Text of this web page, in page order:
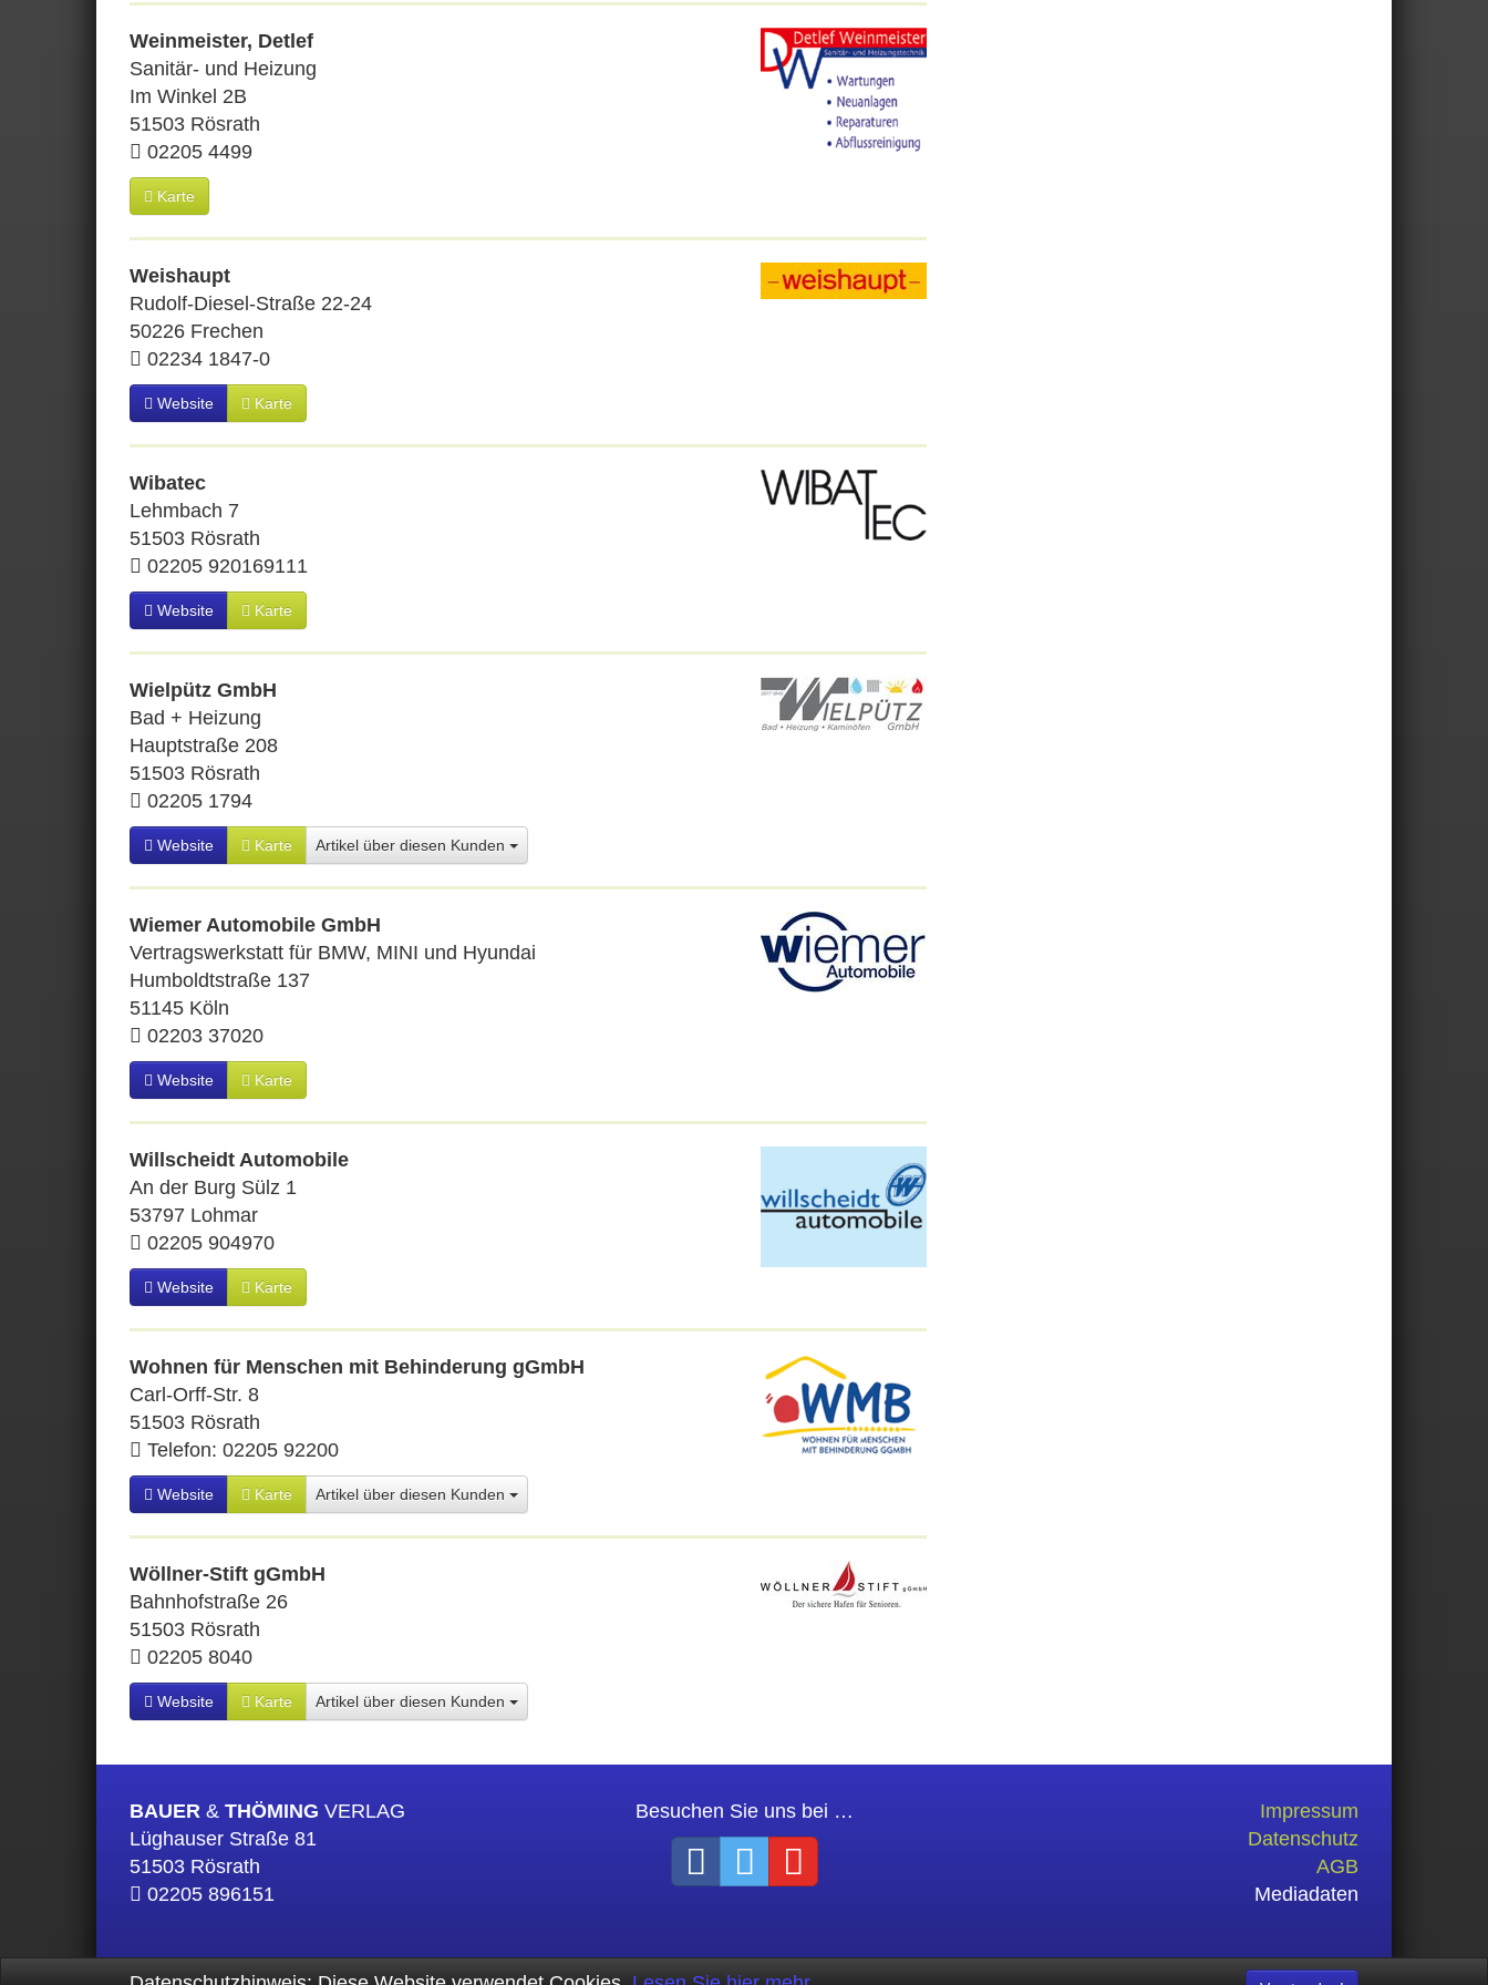
Weinmeister, Detlef
Sanitär- und Heizung
Im Winkel 2B
51503 Rösrath
02205 4499
Karte
Weishaupt
Rudolf-Diesel-Straße 22-24
50226 Frechen
02234 1847-0
Website Karte
Wibatec
Lehmbach 7
51503 Rösrath
02205 920169111
Website Karte
Wielpütz GmbH
Bad + Heizung
Hauptstraße 208
51503 Rösrath
02205 1794
Website Karte Artikel über diesen Kunden
Wiemer Automobile GmbH
Vertragswerkstatt für BMW, MINI und Hyundai
Humboldtstraße 137
51145 Köln
02203 37020
Website Karte
Willscheidt Automobile
An der Burg Sülz 1
53797 Lohmar
02205 904970
Website Karte
Wohnen für Menschen mit Behinderung gGmbH
Carl-Orff-Str. 8
51503 Rösrath
Telefon: 02205 92200
Website Karte Artikel über diesen Kunden
Wöllner-Stift gGmbH
Bahnhofstraße 26
51503 Rösrath
02205 8040
Website Karte Artikel über diesen Kunden
BAUER & THÖMING VERLAG
Lüghauser Straße 81
51503 Rösrath
02205 896151
Besuchen Sie uns bei …
Impressum
Datenschutz
AGB
Mediadaten